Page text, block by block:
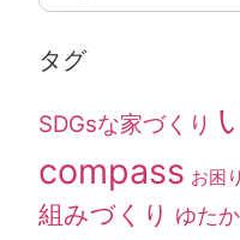
タグ
SDGsな家づくり
compass お困
組みづくり ゆた